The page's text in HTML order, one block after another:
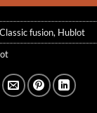
Classic fusion, Hublot